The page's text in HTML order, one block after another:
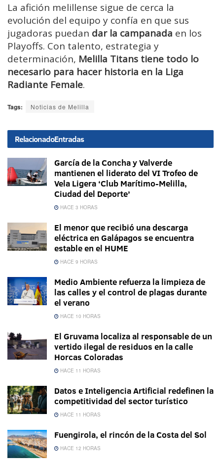
La afición melillense sigue de cerca la
evolución del equipo y confía en que sus
jugadoras puedan dar la campanada en los
Playoffs. Con talento, estrategia y
determinación, Melilla Titans tiene todo lo
necesario para hacer historia en la Liga
Radiante Female.
Tags: Noticias de Melilla
RelacionadoEntradas
García de la Concha y Valverde
mantienen el liderato del VI Trofeo de
Vela Ligera ‘Club Marítimo-Melilla,
Ciudad del Deporte’
HACE 3 HORAS
El menor que recibió una descarga
eléctrica en Galápagos se encuentra
estable en el HUME
HACE 9 HORAS
Medio Ambiente refuerza la limpieza de
las calles y el control de plagas durante
el verano
HACE 10 HORAS
El Gruvama localiza al responsable de un
vertido ilegal de residuos en la calle
Horcas Coloradas
HACE 11 HORAS
Datos e Inteligencia Artificial redefinen la
competitividad del sector turístico
HACE 11 HORAS
Fuengirola, el rincón de la Costa del Sol
HACE 12 HORAS